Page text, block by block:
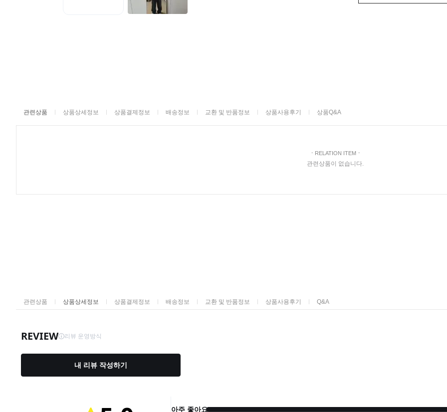
관련상품 상품상세정보 상품결제정보 배송정보 교환 및 반품정보 상품사용후기 상품Q&A
ㆍ RELATION ITEMㆍ
관련상품이 없습니다.
관련상품 상품상세정보 상품결제정보 배송정보 교환 및 반품정보 상품사용후기 Q&A